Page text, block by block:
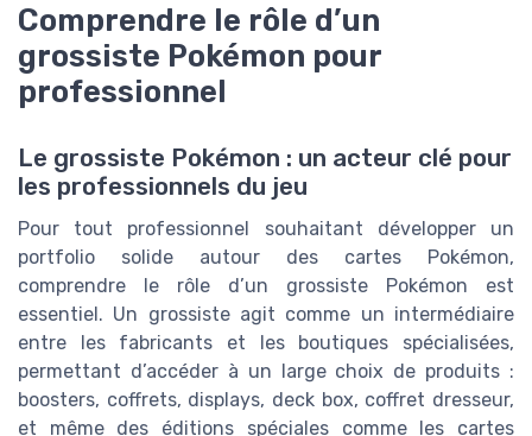
Comprendre le rôle d’un
grossiste Pokémon pour
professionnel
Le grossiste Pokémon : un acteur clé pour
les professionnels du jeu
Pour tout professionnel souhaitant développer un
portfolio solide autour des cartes Pokémon,
comprendre le rôle d’un grossiste Pokémon est
essentiel. Un grossiste agit comme un intermédiaire
entre les fabricants et les boutiques spécialisées,
permettant d’accéder à un large choix de produits :
boosters, coffrets, displays, deck box, coffret dresseur,
et même des éditions spéciales comme les cartes